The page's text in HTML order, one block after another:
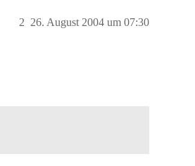
26. August 2004 um 07:30
2